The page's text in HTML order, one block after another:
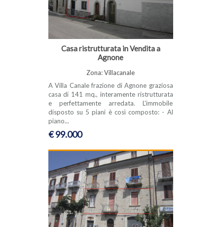
Casa ristrutturata in Vendita a
Agnone
Zona: Villacanale
A Villa Canale frazione di Agnone graziosa
casa di 141 mq., interamente ristrutturata
e perfettamente arredata. L'immobile
disposto su 5 piani è così composto: - Al
piano...
€ 99.000